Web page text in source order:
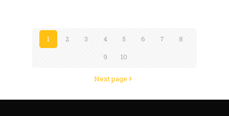
1 2 3 4 5 6 7
8
9
10
Next page